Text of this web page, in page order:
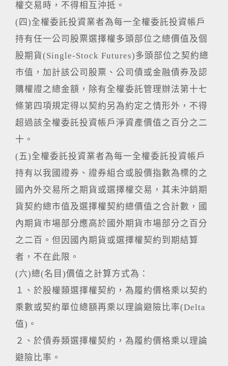
權交易時，不得相互沖抵。
(四)全權委託投資業者為每一全權委託投資帳戶
持有任一公司股票選擇權多頭部位之總價值及個
股期貨(Single-Stock Futures)多頭部位之契約總
市值，加計該公司股票、公司債或金融債券及認
購權證之總金額，除有全權委託管理辦法第十七
條第四項規定得以契約另為約定之情形外，不得
超過該全權委託投資帳戶淨資產價值之百分之二
十。
(五)全權委託投資業者為每一全權委託投資帳戶
持有以我國證券、證券組合或股價指數為標的之
國內外交易所之期貨或選擇權交易，其未沖銷期
貨契約總市值及選擇權契約總價值之合計數，國
內期貨市場部分應高於國外期貨市場部分之百分
之二百。但因國內期貨或選擇權契約到期結算
者，不在此限。
(六)總(名目)價值之計算方式為：
１、於股權類選擇權契約，為履約價格乘以契約
乘數或契約單位總額再乘以理論避險比率(Delta
值)。
２、於債券類選擇權契約，為履約價格乘以理論
避險比率。